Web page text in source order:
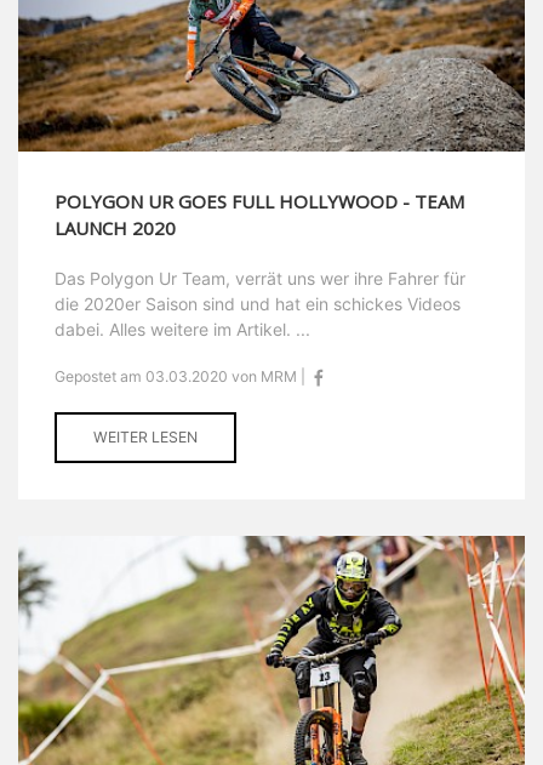
POLYGON UR GOES FULL HOLLYWOOD - TEAM
LAUNCH 2020
Das Polygon Ur Team, verrät uns wer ihre Fahrer für
die 2020er Saison sind und hat ein schickes Videos
dabei. Alles weitere im Artikel. ...
Gepostet am 03.03.2020 von MRM |
WEITER LESEN